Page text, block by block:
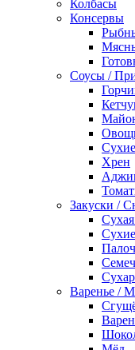
Колбасы
Консервы
Соусы /
Хрен
Закуски /
Варенье /